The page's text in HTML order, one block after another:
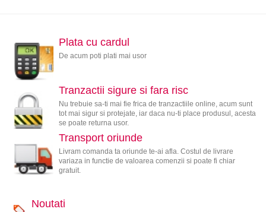
Plata cu cardul
De acum poti plati mai usor
Tranzactii sigure si fara risc
Nu trebuie sa-ti mai fie frica de tranzactiile online, acum sunt
tot mai sigur si protejate, iar daca nu-ti place produsul, acesta
se poate returna usor.
Transport oriunde
Livram comanda ta oriunde te-ai afla. Costul de livrare
variaza in functie de valoarea comenzii si poate fi chiar
gratuit.
Noutati